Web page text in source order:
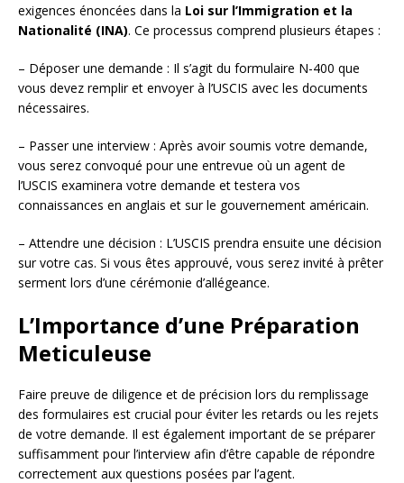
exigences énoncées dans la Loi sur l’Immigration et la
Nationalité (INA). Ce processus comprend plusieurs étapes :
– Déposer une demande : Il s’agit du formulaire N-400 que
vous devez remplir et envoyer à l’USCIS avec les documents
nécessaires.
– Passer une interview : Après avoir soumis votre demande,
vous serez convoqué pour une entrevue où un agent de
l’USCIS examinera votre demande et testera vos
connaissances en anglais et sur le gouvernement américain.
– Attendre une décision : L’USCIS prendra ensuite une décision
sur votre cas. Si vous êtes approuvé, vous serez invité à prêter
serment lors d’une cérémonie d’allégeance.
L’Importance d’une Préparation
Meticuleuse
Faire preuve de diligence et de précision lors du remplissage
des formulaires est crucial pour éviter les retards ou les rejets
de votre demande. Il est également important de se préparer
suffisamment pour l’interview afin d’être capable de répondre
correctement aux questions posées par l’agent.